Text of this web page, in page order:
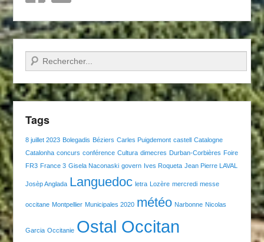
Recherche
Tags
8 juillet 2023 Bolegadis Béziers Carles Puigdemont castell Catalogne
Catalonha concurs conférence Cultura dimecres Durban-Corbières Foire
FR3 France 3 Gisela Naconaski govern Ives Roqueta Jean Pierre LAVAL
Josèp Anglada Languedoc letra Lozère mercredi messe
occitane Montpellier Municipales 2020 météo Narbonne Nicolas
Garcia Occitanie Ostal Occitan